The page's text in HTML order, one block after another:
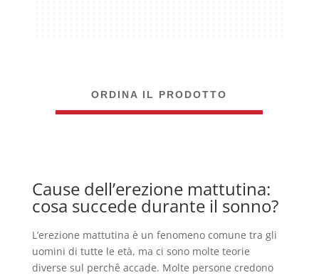
ORDINA IL PRODOTTO
Cause dell’erezione mattutina:
cosa succede durante il sonno?
L’erezione mattutina è un fenomeno comune tra gli
uomini di tutte le età, ma ci sono molte teorie
diverse sul perchê accade. Molte persone credono